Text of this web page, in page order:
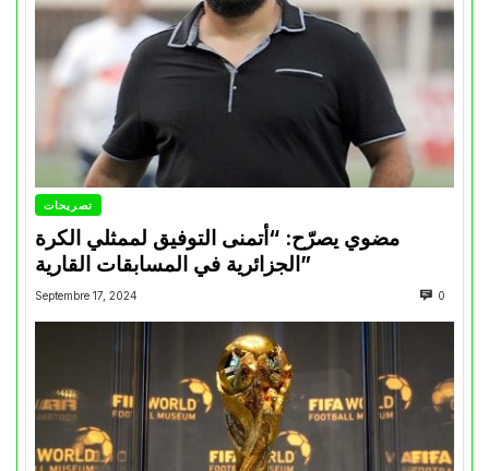
تصريحات
مضوي يصرّح: “أتمنى التوفيق لممثلي الكرة
الجزائرية في المسابقات القارية”
Septembre 17, 2024 0